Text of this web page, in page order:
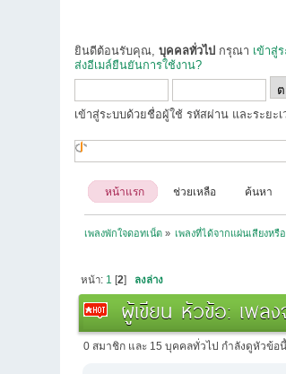
ยินดีต้อนรับคุณ,บุคคลทั่วไป กรุณา เข้าสู่
ส่งอีเมล์ยืนยันการใช้งาน?
เข้าสู่ระบบด้วยชื่อผู้ใช้ รหัสผ่าน และระยะ
หน้าแรก ช่วยเหลือ ค้นหา
เพลงพักใจดอทเน็ต» เพลงที่ได้จากแผ่นเสียงหรื
หน้า: 1 [2] ลงล่าง
ผู้เขียน หัวข้อ: เพล
0 สมาชิก และ 15 บุคคลทั่วไป กำลังดูหัวข้อนี้